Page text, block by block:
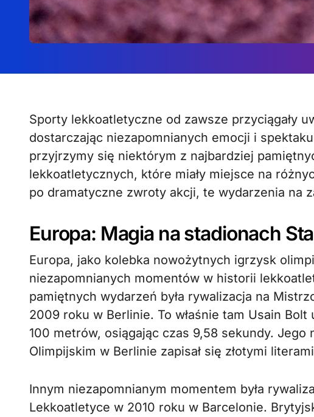
Sporty lekkoatletyczne od zawsze przyciągały uwagę kibiców na całym świecie,
dostarczając niezapomnianych emocji i
przyjrzymy się niektórym z najbardziej
lekkoatletycznych, które miały miejsce na
po dramatyczne zwroty akcji, te wydarzenia na
Europa: Magia na stadionach
Europa, jako kolebka nowożytnych igrzysk
niezapomnianych momentów w historii
pamiętnych wydarzeń była rywalizacja na
2009 roku w Berlinie. To właśnie tam Usain
100 metrów, osiągając czas 9,58 sekundy.
Olimpijskim w Berlinie zapisał się złotymi
Innym niezapomnianym momentem była
Lekkoatletyce w 2010 roku w Barcelonie.